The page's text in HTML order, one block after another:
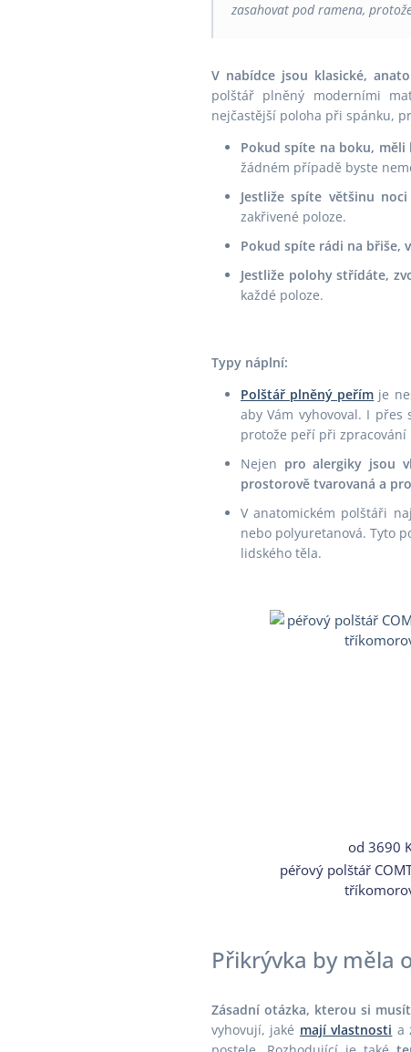
zasahovat pod ramena,
V nabídce jsou klasické,
polštář plněný moderními
nejčastější poloha při spánku,
Pokud spíte na boku,
žádném případě byste
Jestliže spíte většinu
zakřivené poloze.
Pokud spíte rádi na břiše,
Jestliže polohy střídáte,
každé poloze.
Typy náplní:
Polštář plněný peřím je
aby Vám vyhovoval. I
protože peří při zpracování
Nejen pro alergiky jsou
prostorově tvarovaná a
V anatomickém polštáři
nebo polyuretanová. Tyto
lidského těla.
od 3690
péřový polštář
Přikrývka by měla
Zásadní otázka, kterou si
vyhovují, jaké mají vlastnosti a